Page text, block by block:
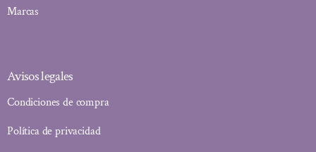
Marcas
Avisos legales
Condiciones de compra
Política de privacidad